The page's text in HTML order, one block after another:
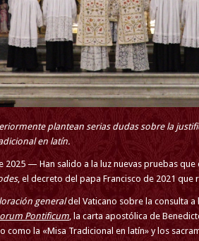
plantean serias dudas sobre la
en latín.
2025 — Han salido a la luz nuevas pruebas
, el decreto del papa Francisco de 2021
generaldel Vaticano sobre la consulta a
Pontificum, la carta apostólica de
como la «Misa Tradicional en latín» y los